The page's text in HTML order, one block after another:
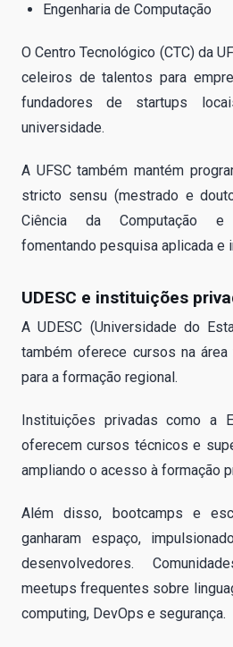
Engenharia de Computação
O Centro Tecnológico (CTC) da
celeiros de talentos para
fundadores de startups
universidade.
A UFSC também mantém
stricto sensu (mestrado e
Ciência da Computação e
fomentando pesquisa aplicada e
UDESC e instituições
A UDESC (Universidade do
também oferece cursos na
para a formação regional.
Instituições privadas como a
oferecem cursos técnicos e
ampliando o acesso à formação
Além disso, bootcamps e
ganharam espaço,
desenvolvedores.
meetups frequentes sobre
computing, DevOps e segurança.